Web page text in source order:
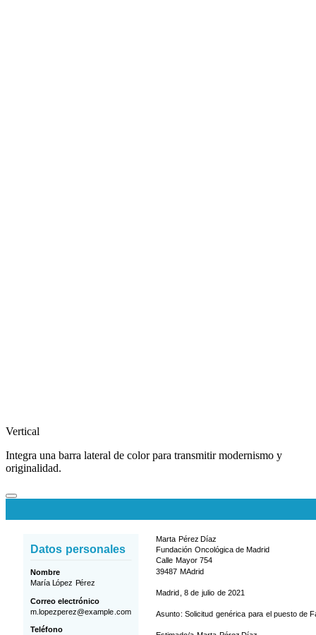
Vertical
Integra una barra lateral de color para transmitir modernismo y
originalidad.